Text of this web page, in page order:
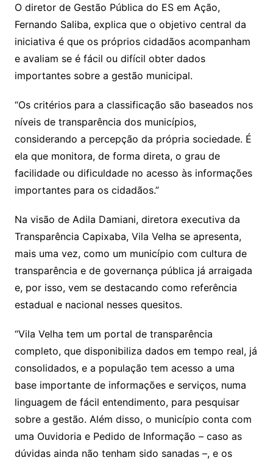
O diretor de Gestão Pública do ES em Ação,
Fernando Saliba, explica que o objetivo central da
iniciativa é que os próprios cidadãos acompanham
e avaliam se é fácil ou difícil obter dados
importantes sobre a gestão municipal.
“Os critérios para a classificação são baseados nos
níveis de transparência dos municípios,
considerando a percepção da própria sociedade. É
ela que monitora, de forma direta, o grau de
facilidade ou dificuldade no acesso às informações
importantes para os cidadãos.”
Na visão de Adila Damiani, diretora executiva da
Transparência Capixaba, Vila Velha se apresenta,
mais uma vez, como um município com cultura de
transparência e de governança pública já arraigada
e, por isso, vem se destacando como referência
estadual e nacional nesses quesitos.
“Vila Velha tem um portal de transparência
completo, que disponibiliza dados em tempo real, já
consolidados, e a população tem acesso a uma
base importante de informações e serviços, numa
linguagem de fácil entendimento, para pesquisar
sobre a gestão. Além disso, o município conta com
uma Ouvidoria e Pedido de Informação – caso as
dúvidas ainda não tenham sido sanadas –, e os